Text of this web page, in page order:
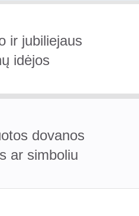
ir jubiliejaus
idėjos
dovanos
ar simboliu